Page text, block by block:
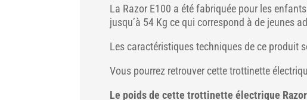
La Razor E100 a été fabriquée pour les
jusqu’à 54 Kg ce qui correspond à de jeunes
Les caractéristiques techniques de ce produit
Vous pourrez retrouver cette trottinette
Le poids de cette trottinette électrique